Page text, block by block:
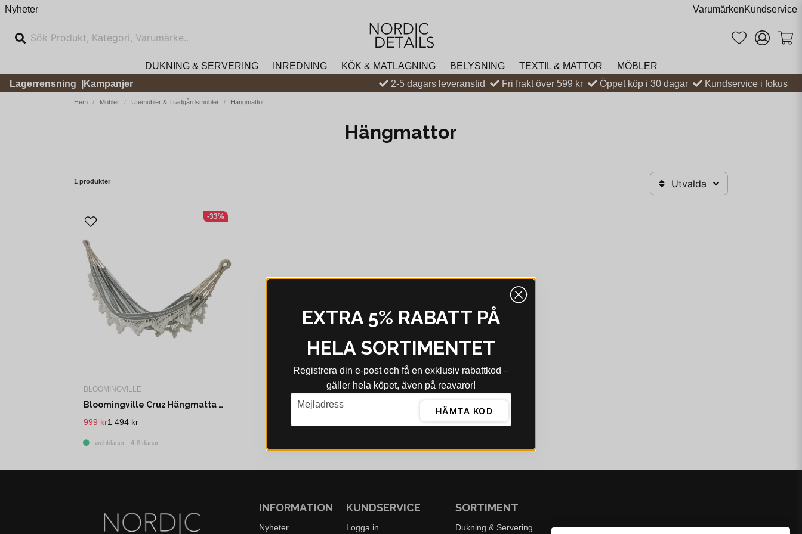
Nyheter VarumärkenKundservice
DUKNING & SERVERING INREDNING KÖK & MATLAGNING BELYSNING TEXTIL & MATTOR
MÖBLER
Lagerrensning
Kampanjer 2-5 dagars leveranstid Fri frakt över 599 kr Öppet köp i 30 dagar Kundservice i fokus
Hem Möbler Utemöbler & Trädgårdsmöbler Hängmattor
Hängmattor
1 produkter Utvalda
BLOOMINGVILLE
Bloomingville Cruz Hängmatta Grön Bomull L300 cm
1 494 kr
999 kr
I webblager - 4-8 dagar
-33%
EXTRA 5% RABATT PÅ
HELA SORTIMENTET
Registrera din e‑post och få en exklusiv rabattkod –
gäller hela köpet, även på reavaror!
email
Mejladress
HÄMTA KOD
INFORMATION
Nyheter
KUNDSERVICE
Logga in
SORTIMENT
Dukning & Servering